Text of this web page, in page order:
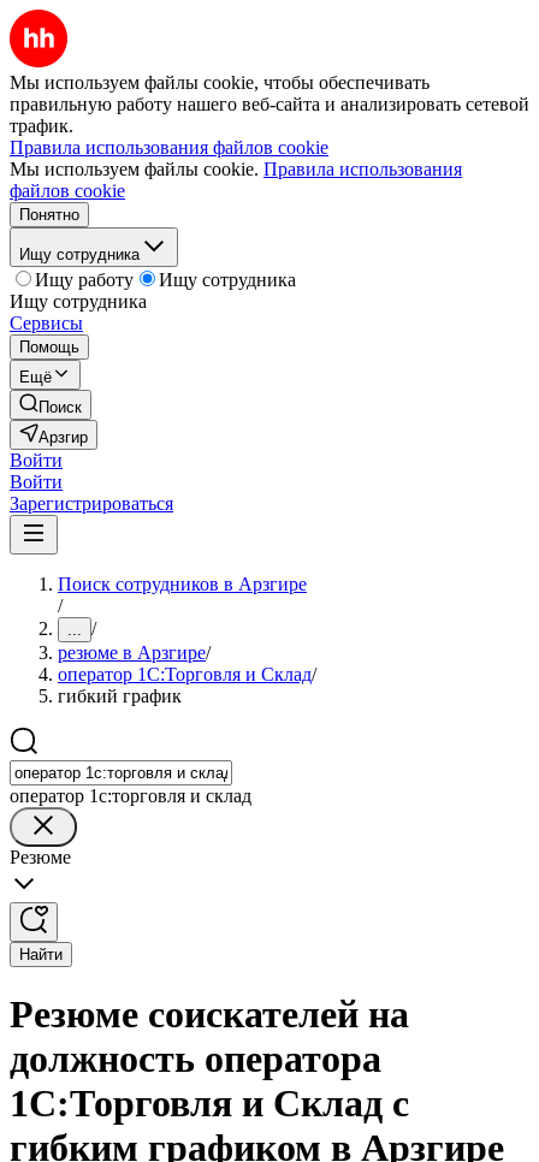
Мы используем файлы cookie, чтобы обеспечивать
правильную работу нашего веб-сайта и анализировать сетевой
трафик.
Правила использования файлов cookie
Мы используем файлы cookie. Правила использования
файлов cookie
Понятно
Ищу сотрудника
Ищу работу
Ищу сотрудника
Ищу сотрудника
Сервисы
Помощь
Ещё
Поиск
Арзгир
Войти
Войти
Зарегистрироваться
Поиск сотрудников в Арзгире
/
... /
резюме в Арзгире/
оператор 1С:Торговля и Склад/
гибкий график
оператор 1с:торговля и склад
Резюме
Найти
Резюме соискателей на
должность оператора
1С:Торговля и Склад с
гибким графиком в Арзгире